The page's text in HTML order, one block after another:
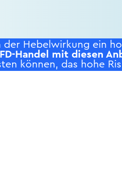
Hebelwirkung ein
Handel mit diesen
können, das hohe